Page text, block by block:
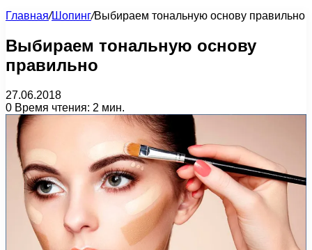
Главная/Шопинг/Выбираем тональную основу правильно
Выбираем тональную основу
правильно
27.06.2018
0 Время чтения: 2 мин.